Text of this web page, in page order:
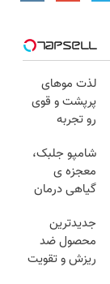
لذت موهای
پرپشت و قوی
رو تجربه
اسپیرولینا45%تخفیف)
شامپو جلبک،
معجزه ی
گیاهی درمان
مو40%تخفیف
جدیدترین
محصول ضد
ریزش و تقویت